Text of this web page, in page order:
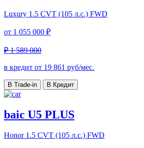
Luxury 1.5 CVT (105 л.с.) FWD
от 1 055 000 ₽
₽ 1 589 000
в кредит от 19 861 руб/мес.
В Trade-in В Кредит
baic U5 PLUS
Honor 1.5 CVT (105 л.с.) FWD